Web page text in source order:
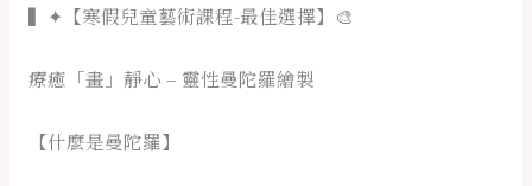
▍✦【寒假兒童藝術課程-最佳選擇】🎨
療癒「畫」靜心 – 靈性曼陀羅繪製
【什麼是曼陀羅】